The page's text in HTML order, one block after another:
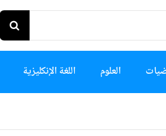
العلوم اللغة الإنكليزية